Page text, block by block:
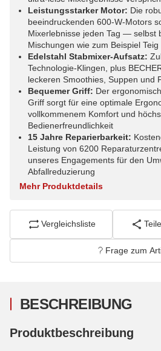
Leistungsstarker Motor: Die
beeindruckenden 600-W-Motors
Mixerlebnisse jeden Tag — selbst
Mischungen wie zum Beispiel Teig
Edelstahl Stabmixer-Aufsatz:
Technologie-Klingen, plus
leckeren Smoothies, Suppen und
Bequemer Griff: Der
Griff sorgt für eine optimale
vollkommenem Komfort und
Bedienerfreundlichkeit
15 Jahre Reparierbarkeit:
Leistung von 6200
unseres Engagements für den
Abfallreduzierung
Mehr Produktdetails
Vergleichsliste
Frage zum
BESCHREIBUNG
Produktbeschreibung